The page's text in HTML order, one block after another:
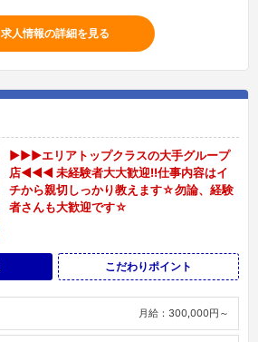
求人情報の詳細を見る
▶▶▶エリアトップクラスの大手グループ
店◀◀◀ 未経験者大大歓迎!!仕事内容はイ
チから親切しっかり教えます☆勿論、経験
者さんも大歓迎です☆
こだわりポイント
月給：300,000円～